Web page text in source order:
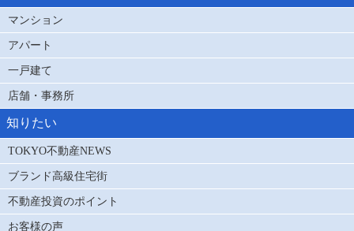
マンション
アパート
一戸建て
店舗・事務所
知りたい
TOKYO不動産NEWS
ブランド高級住宅街
不動産投資のポイント
お客様の声